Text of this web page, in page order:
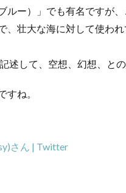
ー）」でも有名ですが、
壮大な海に対して使わ
して、空想、幻想、との
ね。
さん | Twitter